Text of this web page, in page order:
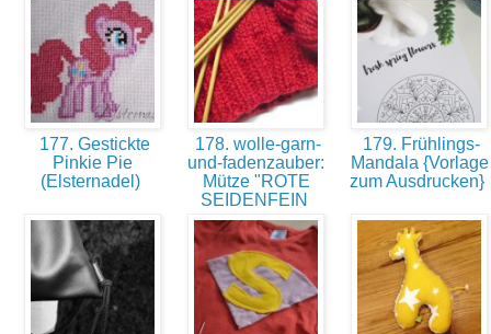
177. Gestickte
Pinkie Pie
(Elsternadel)
178. wolle-garn-
und-fadenzauber:
Mütze "ROTE
SEIDENFEIN
179. Frühlings-
Mandala {Vorlage
zum Ausdrucken}